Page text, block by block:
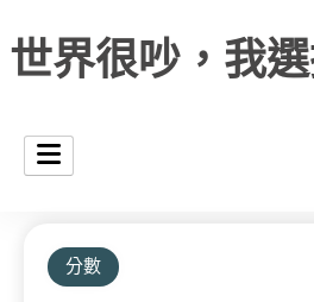
世界很吵，我
分數